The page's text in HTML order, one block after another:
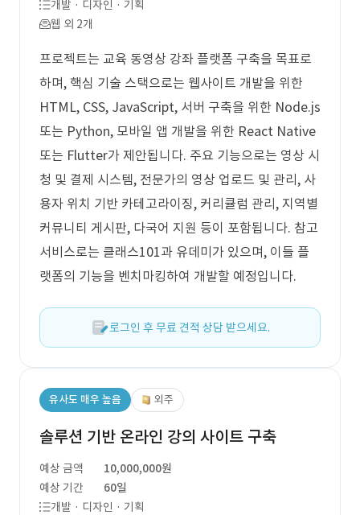
개발 · 디자인 · 기획
웹 외 2개
프로젝트는 교육 동영상 강좌 플랫폼 구축을 목표로
하며, 핵심 기술 스택으로는 웹사이트 개발을 위한
HTML, CSS, JavaScript, 서버 구축을 위한 Node.js
또는 Python, 모바일 앱 개발을 위한 React Native
또는 Flutter가 제안됩니다. 주요 기능으로는 영상 시
청 및 결제 시스템, 전문가의 영상 업로드 및 관리, 사
용자 위치 기반 카테고라이징, 커리큘럼 관리, 지역별
커뮤니티 게시판, 다국어 지원 등이 포함됩니다. 참고
서비스로는 클래스101과 유데미가 있으며, 이들 플
랫폼의 기능을 벤치마킹하여 개발할 예정입니다.
로그인 후 무료 견적 상담 받으세요.
유사도 매우 높음 외주
솔루션 기반 온라인 강의 사이트 구축
예상 금액
10,000,000원
예상 기간
60일
개발 · 디자인 · 기획